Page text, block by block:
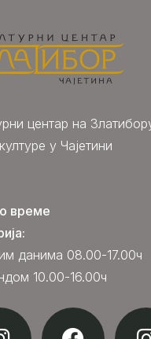
центар на
у Чајетини
време
данима 08.00-17.00ч
10.00-16.00ч